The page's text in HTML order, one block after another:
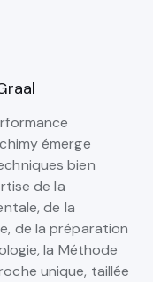
émerge
bien
de la
de la
de la préparation
la Méthode
unique, taillée